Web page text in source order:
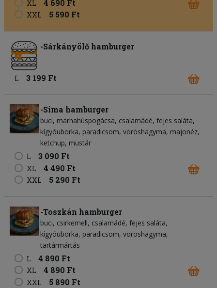
XL 4 690 Ft
XXL 5 590 Ft
-Sárkányölő hamburger
L 3 199 Ft
-Sima hamburger
buci marhahúspogácsa csalamádé fejes saláta
kígyóuborka paradicsom vöröshagyma majonéz
ketchup mustár
L
3 090 Ft
XL 4 490 Ft
XXL 5 290 Ft
-Toszkán hamburger
buci csirkemell csalamádé fejes saláta
kígyóuborka paradicsom vöröshagyma
tartármártás
L
4 890 Ft
XL 4 890 Ft
XXL 5 890 Ft